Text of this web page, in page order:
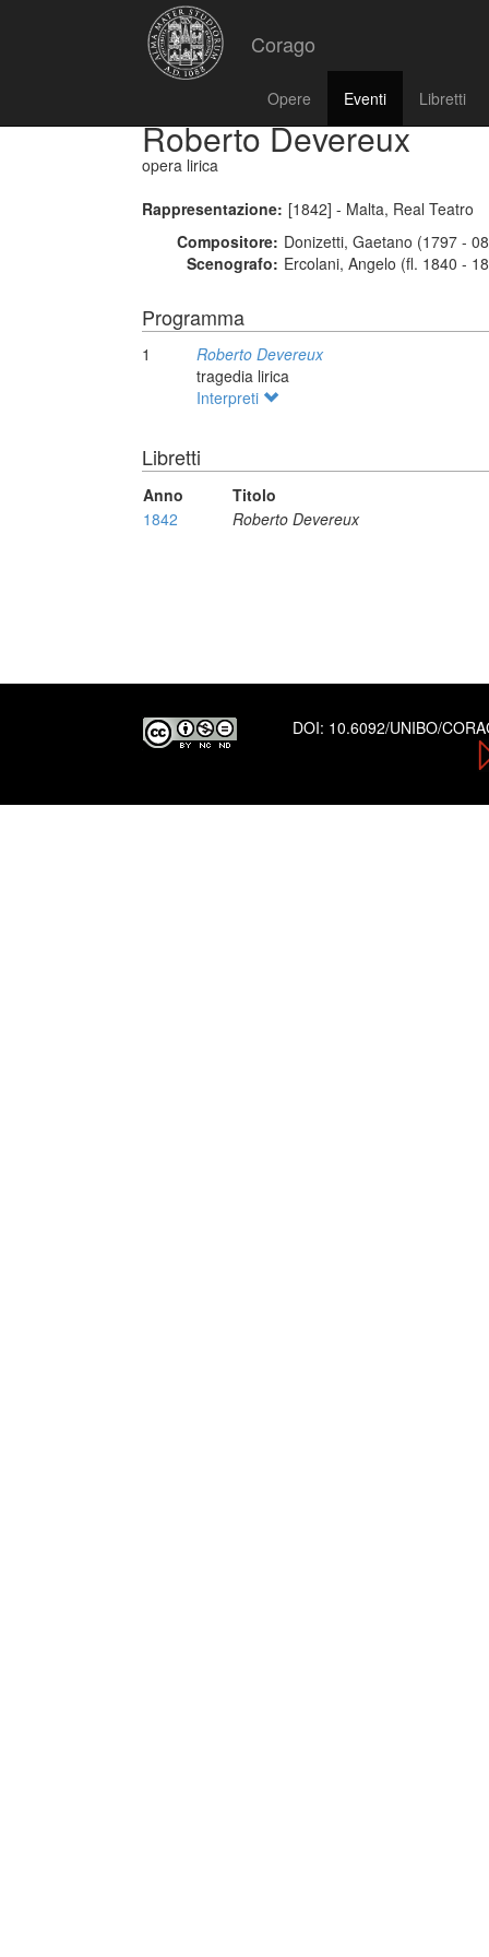
Corago
Opere Eventi Libretti
Roberto Devereux
opera lirica
Rappresentazione: [1842] - Malta, Real Teatro
Compositore: Donizetti, Gaetano (1797 -
Scenografo: Ercolani, Angelo (fl. 1840 -
Programma
1
Roberto Devereux
tragedia lirica
Interpreti
Libretti
Anno
Titolo
1842
Roberto Devereux
DOI: 10.6092/UNIBO/